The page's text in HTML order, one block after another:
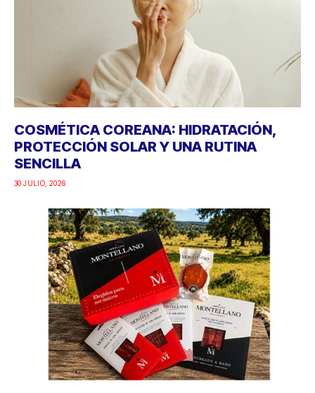
COSMÉTICA COREANA: HIDRATACIÓN,
PROTECCIÓN SOLAR Y UNA RUTINA
SENCILLA
30 JULIO, 2026